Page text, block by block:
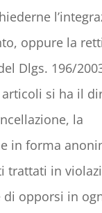
oppure la
Dlgs. 196/
si ha il
la
in forma
trattati in
di opporsi in